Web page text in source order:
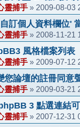
靈捕手 » 2009-08-03
訂個人資料欄位'
靈捕手 » 2008-11-21
風格檔案列表
靈捕手 » 2009-07-12
您論壇的註冊同意
靈捕手 » 2009-03-21
3 點選連結
靈捕手 » 2007-12-31